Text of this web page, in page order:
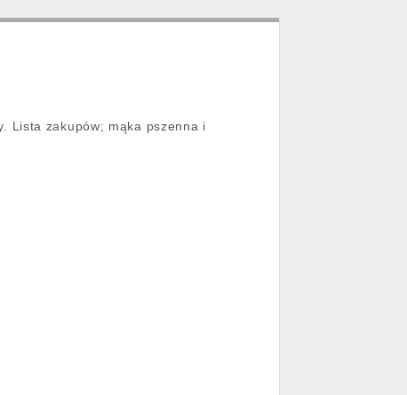
Lista zakupów; mąka pszenna i